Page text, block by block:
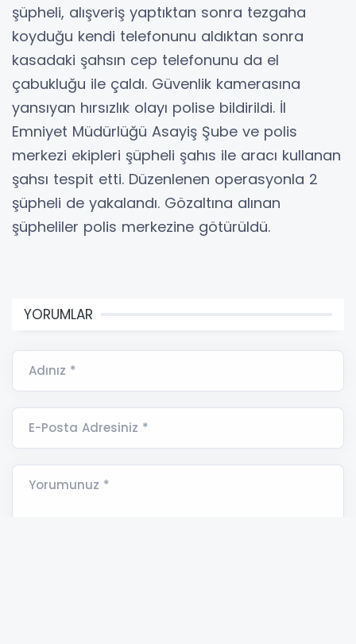
şüpheli, alışveriş yaptıktan sonra tezgaha
koyduğu kendi telefonunu aldıktan sonra
kasadaki şahsın cep telefonunu da el
çabukluğu ile çaldı. Güvenlik kamerasına
yansıyan hırsızlık olayı polise bildirildi. İl
Emniyet Müdürlüğü Asayiş Şube ve polis
merkezi ekipleri şüpheli şahıs ile aracı kullanan
şahsı tespit etti. Düzenlenen operasyonla 2
şüpheli de yakalandı. Gözaltına alınan
şüpheliler polis merkezine götürüldü.
YORUMLAR
Adınız *
E-Posta Adresiniz *
Yorumunuz *